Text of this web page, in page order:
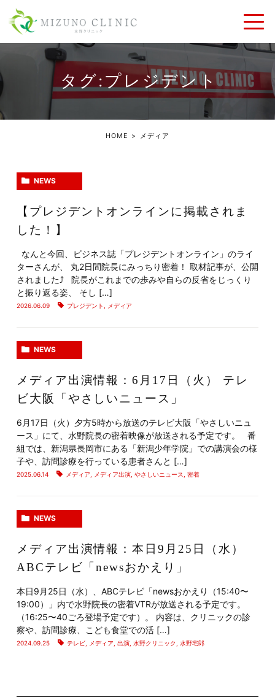
タグ:プレジデント
HOME メディア
NEWS
【プレジデントオンラインに掲載されま
した！】
なんと今回、ビジネス誌「プレジデントオンライン」のライ
ターさんが、 丸2日間院長にみっちり密着！ 取材記事が、公開
されました⤴️ 院長がこれまでの歩みや自らの反省をじっくり
と振り返る姿、 そし […]
2026.06.09 プレジデント メディア
NEWS
メディア出演情報：6月17日（火） テレ
ビ大阪「やさしいニュース」
6月17日（火）夕方5時から放送のテレビ大阪「やさしいニュ
ース」にて、水野院長の密着映像が放送される予定です。 番
組では、新潟県長岡市にある「新潟少年学院」での講演会の様
子や、訪問診療を行っている患者さんと […]
2025.06.14 メディア メディア出演, やさしいニュース 密着
NEWS
メディア出演情報：本日9月25日（水）
ABCテレビ「newsおかえり」
本日9月25日（水）、ABCテレビ「newsおかえり（15:40〜
19:00）」内で水野院長の密着VTRが放送される予定です。
（16:25〜40ごろ登場予定です）。 内容は、クリニックの診
察や、訪問診療、こども食堂での活 […]
2024.09.25 テレビ, メディア 出演, 水野クリニック 水野宅郎